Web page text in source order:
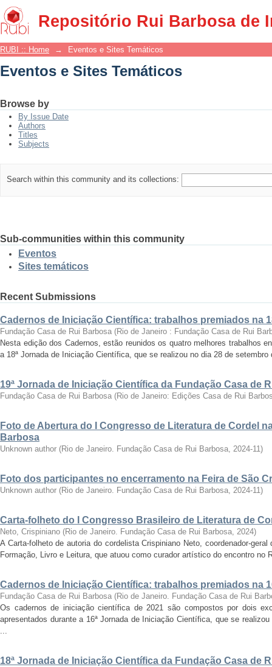
Repositório Rui Barbosa de
Eventos e Sites Temáticos
RUBI :: Home → Eventos e Sites Temáticos
Eventos e Sites Temáticos
Browse by
By Issue Date
Authors
Titles
Subjects
Search within this community and its collections:
Sub-communities within this community
Eventos
Sites temáticos
Recent Submissions
Cadernos de Iniciação Científica: trabalhos premiados na
Fundação Casa de Rui Barbosa (Rio de Janeiro : Fundação Casa de Rui
Nesta edição dos Cadernos, estão reunidos os quatro melhores trabalhos
a 18ª Jornada de Iniciação Científica, que se realizou no dia 28 de
19ª Jornada de Iniciação Científica da Fundação Casa de
Fundação Casa de Rui Barbosa (Rio de Janeiro: Edições Casa de Rui
Foto de Abertura do I Congresso de Literatura de Cordel
Barbosa
Unknown author (Rio de Janeiro. Fundação Casa de Rui Barbosa, 2024-11)
Foto dos participantes no encerramento na Feira de São
Unknown author (Rio de Janeiro. Fundação Casa de Rui Barbosa, 2024-11)
Carta-folheto do I Congresso Brasileiro de Literatura de
Neto, Crispiniano (Rio de Janeiro. Fundação Casa de Rui Barbosa, 2024)
A Carta-folheto de autoria do cordelista Crispiniano Neto, coordenador-
Formação, Livro e Leitura, que atuou como curador artístico do encontro no
Cadernos de Iniciação Científica: trabalhos premiados na
Fundação Casa de Rui Barbosa (Rio de Janeiro. Fundação Casa de Rui
Os cadernos de iniciação científica de 2021 são compostos por dois
apresentados durante a 16ª Jornada de Iniciação Científica, que se
...
18ª Jornada de Iniciação Científica da Fundação Casa de